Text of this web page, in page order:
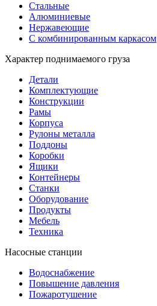
Стальные
Алюминиевые
Нержавеющие
С комбинированным каркасом
Характер поднимаемого груза
Детали
Комплектующие
Конструкции
Рамы
Корпуса
Рулоны металла
Поддоны
Коробки
Ящики
Контейнеры
Станки
Оборудование
Продукты
Мебель
Техника
Насосные станции
Водоснабжение
Повышение давления
Пожаротушение